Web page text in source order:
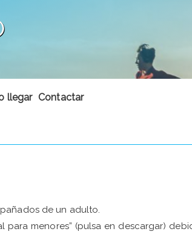
llegar Contactar
de un adulto.
menores” (pulsa en descargar)